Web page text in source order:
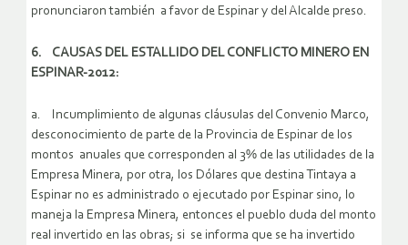
pronunciaron también a favor de Espinar y del Alcalde preso.
6. CAUSAS DEL ESTALLIDO DEL CONFLICTO MINERO EN
ESPINAR-2012:
a. Incumplimiento de algunas cláusulas del Convenio Marco,
desconocimiento de parte de la Provincia de Espinar de los
montos anuales que corresponden al 3% de las utilidades de la
Empresa Minera, por otra, los Dólares que destina Tintaya a
Espinar no es administrado o ejecutado por Espinar sino, lo
maneja la Empresa Minera, entonces el pueblo duda del monto
real invertido en las obras; si se informa que se ha invertido